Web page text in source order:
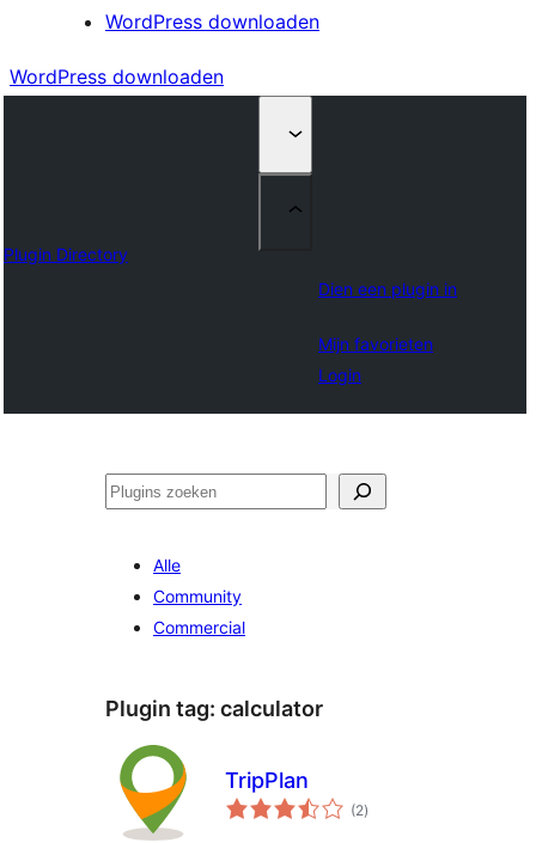
WordPress downloaden
WordPress downloaden
Plugin Directory
Dien een plugin in
Mijn favorieten
Login
Zoeken
Alle
Community
Commercial
Plugin tag: calculator
TripPlan
(2totaal
waarderingen
)